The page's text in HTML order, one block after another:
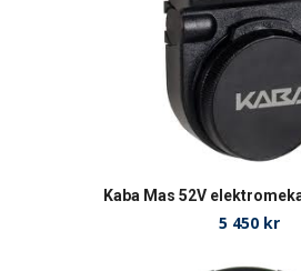
Kaba Mas 52V
5 450 kr